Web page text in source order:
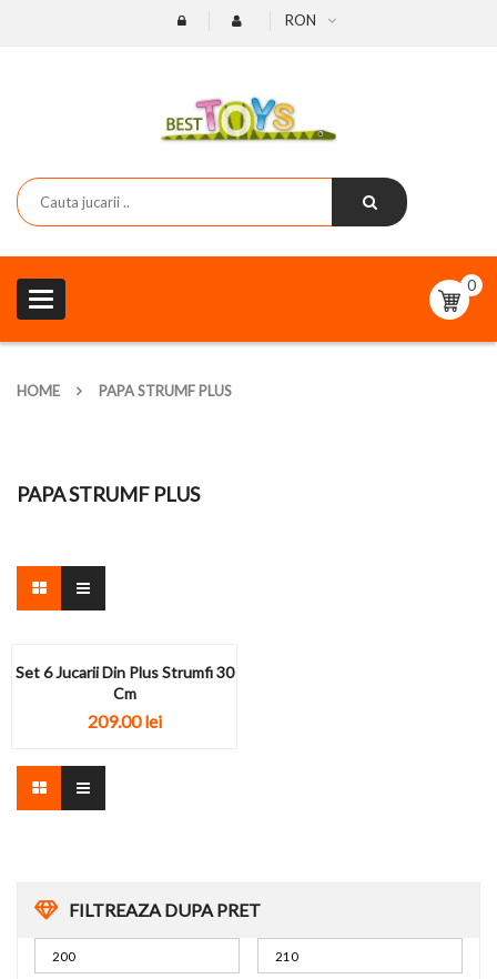
RON
Toggle
navigation
0
HOME PAPA STRUMF PLUS
FILTREAZA DUPA PRET
PAPA STRUMF PLUS
Set 6 Jucarii Din Plus Strumfi 30
Cm
209.00lei